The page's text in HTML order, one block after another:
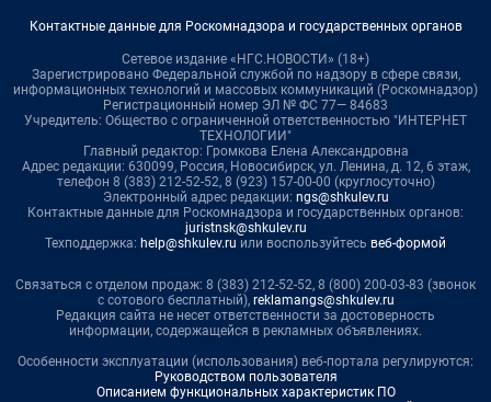
Контактные данные для Роскомнадзора и государственных органов
Сетевое издание «НГС.НОВОСТИ» (18+)
Зарегистрировано Федеральной службой по надзору в сфере связи,
информационных технологий и массовых коммуникаций (Роскомнадзор)
Регистрационный номер ЭЛ № ФС 77— 84683
Учредитель: Общество с ограниченной ответственностью "ИНТЕРНЕТ
ТЕХНОЛОГИИ"
Главный редактор: Громкова Елена Александровна
Адрес редакции: 630099, Россия, Новосибирск, ул. Ленина, д. 12, 6 этаж,
телефон 8 (383) 212-52-52, 8 (923) 157-00-00 (круглосуточно)
Электронный адрес редакции: ngs@shkulev.ru
Контактные данные для Роскомнадзора и государственных органов:
juristnsk@shkulev.ru
Техподдержка: help@shkulev.ru или воспользуйтесь веб-формой
Связаться с отделом продаж: 8 (383) 212-52-52, 8 (800) 200-03-83 (звонок
с сотового бесплатный), reklamangs@shkulev.ru
Редакция сайта не несет ответственности за достоверность
информации, содержащейся в рекламных объявлениях.
Особенности эксплуатации (использования) веб-портала регулируются:
Руководством пользователя
Описанием функциональных характеристик ПО